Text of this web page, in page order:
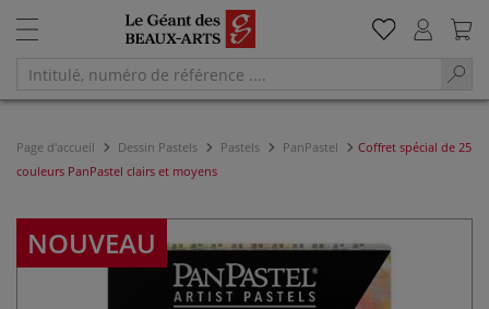
Page d'accueil Dessin Pastels Pastels PanPastel
Coffret spécial de 25
couleurs PanPastel clairs et moyens
NOUVEAU